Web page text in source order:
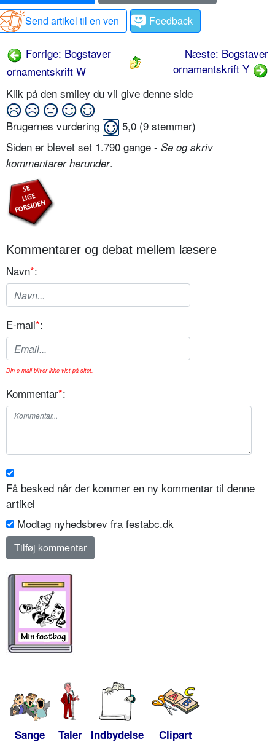
Send artikel til en ven
Feedback
Forrige: Bogstaver
ornamentskrift W
Næste: Bogstaver
ornamentskrift Y
Klik på den smiley du vil give denne side
Brugernes vurdering 5,0 (9 stemmer)
Siden er blevet set 1.790 gange - Se og skriv
kommentarer herunder.
Kommentarer og debat mellem læsere
Navn*:
E-mail*:
Din e-mail bliver ikke vist på sitet.
Kommentar*:
Få besked når der kommer en ny kommentar til denne
artikel
Modtag nyhedsbrev fra festabc.dk
Sange Taler Indbydelse Clipart